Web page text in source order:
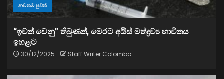
නවතම පුවත්
“ඉවත් වෙනු” තිබුණත්, මෙරට අයිස් මත්ද්‍රව්‍ය භාවිතය
ඉහළට
30/12/2025 Staff Writer Colombo